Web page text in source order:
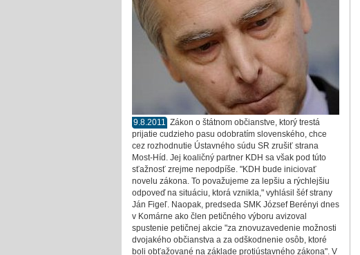
9.8.2011 Zákon o štátnom občianstve, ktorý trestá
prijatie cudzieho pasu odobratím slovenského, chce
cez rozhodnutie Ústavného súdu SR zrušiť strana
Most-Híd. Jej koaličný partner KDH sa však pod túto
sťažnosť zrejme nepodpíše. "KDH bude iniciovať
novelu zákona. To považujeme za lepšiu a rýchlejšiu
odpoveď na situáciu, ktorá vznikla," vyhlásil šéf strany
Ján Figeľ. Naopak, predseda SMK József Berényi dnes
v Komárne ako člen petičného výboru avizoval
spustenie petičnej akcie "za znovuzavedenie možnosti
dvojakého občianstva a za odškodnenie osôb, ktoré
boli obťažované na základe protiústavného zákona". V